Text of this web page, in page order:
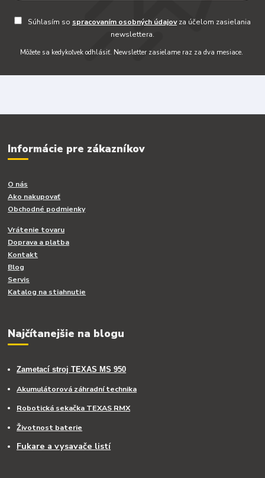
Súhlasím so spracovaním osobných údajovza účelom zasielania
newslettera.
Môžete sa kedykoľvek odhlásiť. Newsletter zasielame raz za dva mesiace.
Informácie pre zákazníkov
O nás
Ako nakupovať
Obchodné podmienky
Vrátenie tovaru
Doprava a platba
Kontakt
Blog
Servis
Katalog na stiahnutie
Najčítanejšie na blogu
Zametací stroj TEXAS MS 950
Akumulátorová záhradní technika
Robotická sekačka TEXAS RMX
Životnost baterie
Fukare a vysavače listí